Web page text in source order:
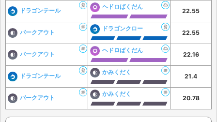
ドラゴンテール
ヘドロばくだん
22.55
バークアウト
ドラゴンクロー
22.55
バークアウト
ヘドロばくだん
22.16
ドラゴンテール
かみくだく
21.4
バークアウト
かみくだく
20.78